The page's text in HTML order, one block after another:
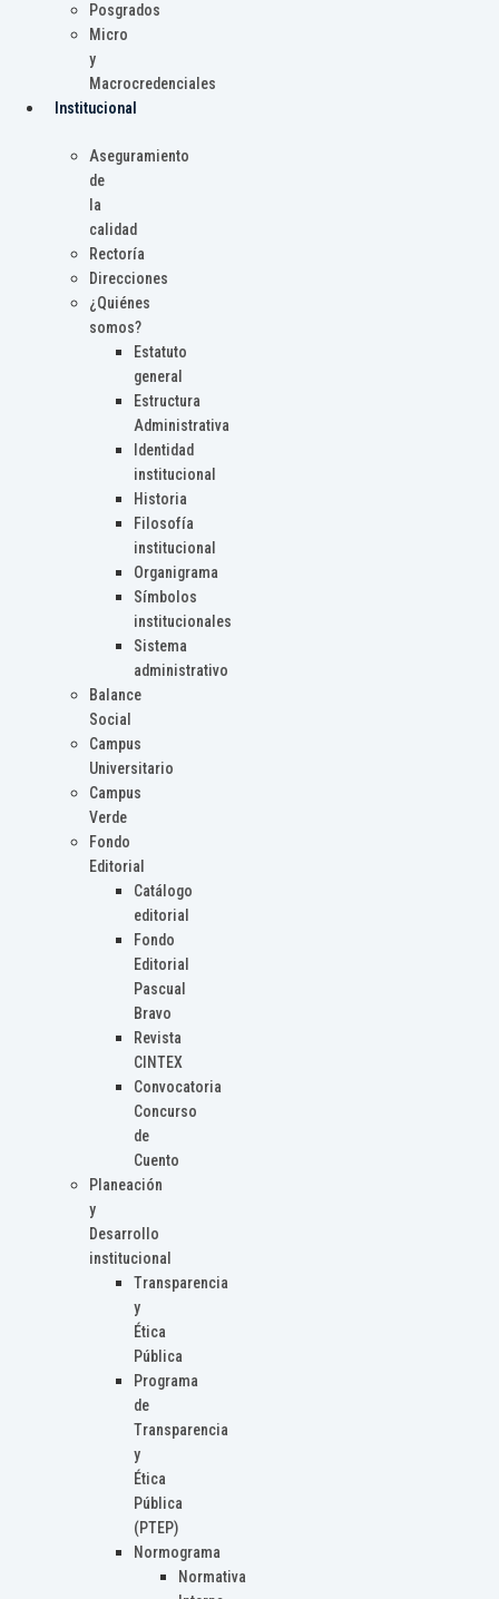
Posgrados
Micro
y
Macrocredenciales
Institucional
Aseguramiento
de
la
calidad
Rectoría
Direcciones
¿Quiénes
somos?
Estatuto
general
Estructura
Administrativa
Identidad
institucional
Historia
Filosofía
institucional
Organigrama
Símbolos
institucionales
Sistema
administrativo
Balance
Social
Campus
Universitario
Campus
Verde
Fondo
Editorial
Catálogo
editorial
Fondo
Editorial
Pascual
Bravo
Revista
CINTEX
Convocatoria
Concurso
de
Cuento
Planeación
y
Desarrollo
institucional
Transparencia
y
Ética
Pública
Programa
de
Transparencia
y
Ética
Pública
(PTEP)
Normograma
Normativa